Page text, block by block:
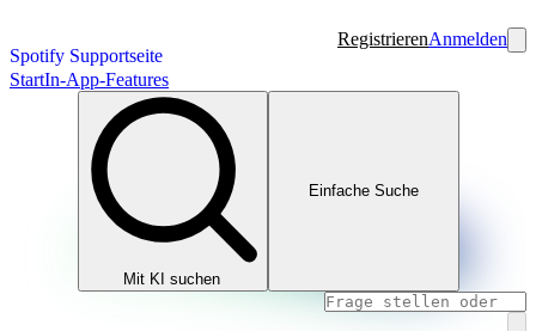
Spotify Supportseite
RegistrierenAnmelden
StartIn-App-Features
Mit KI suchen
Einfache Suche